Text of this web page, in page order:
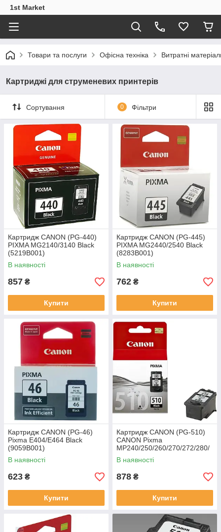
1st Market
Товари та послуги Офісна техніка Витратні
Картриджі для струменевих принтерів
Сортування 0 Фільтри
Картридж CANON (PG-440)
PIXMA MG2140/3140 Black
(5219B001)
В наявності
857 ₴
Купити
Картридж CANON (PG-445)
PIXMA MG2440/2540 Black
(8283B001)
В наявності
762 ₴
Купити
Картридж CANON (PG-46)
Pixma E404/E464 Black
(9059B001)
В наявності
623 ₴
Купити
Картридж CANON (PG-510)
CANON Pixma
MP240/250/260/270/272/280/
MX320/330 Black (2970B007)
В наявності
878 ₴
Купити